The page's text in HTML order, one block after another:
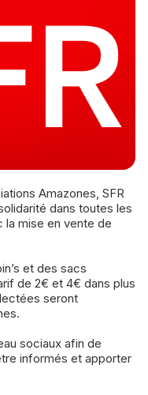
dans toutes les
la mise en vente de
et des sacs
de 2€ et 4€ dans plus
seront
sociaux afin de
informés et apporter